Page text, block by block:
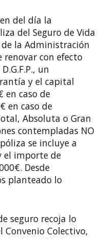
del día la
del Seguro de Vida
la Administración
renovar con efecto
un
y el capital
en caso de
en caso de
Absoluta o Gran
contempladas NO
se incluye a
el importe de
Desde
planteado lo
seguro recoja lo
Convenio Colectivo,